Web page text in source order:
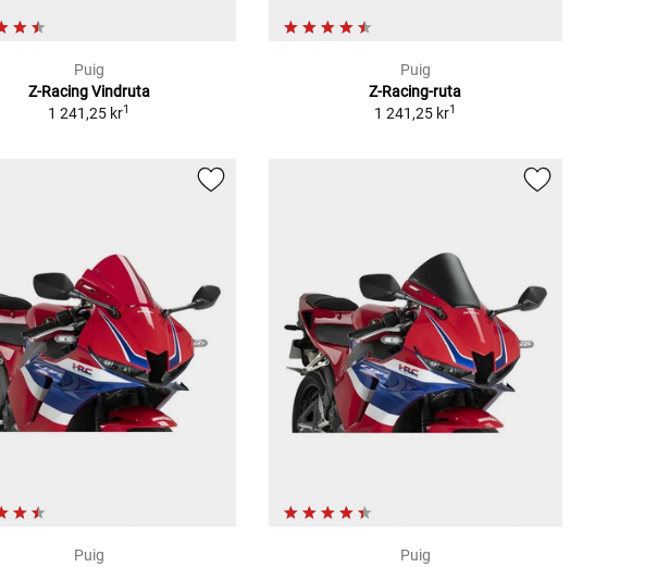
Puig
Z-Racing Vindruta
1 241,25 kr1
Puig
Z-Racing-ruta
1 241,25 kr1
Puig
Puig